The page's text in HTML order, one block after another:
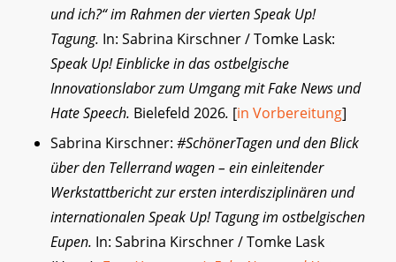
und ich?“ im Rahmen der vierten Speak Up!
Tagung. In: Sabrina Kirschner / Tomke Lask:
Speak Up! Einblicke in das ostbelgische
Innovationslabor zum Umgang mit Fake News und
Hate Speech. Bielefeld 2026. [in Vorbereitung]
Sabrina Kirschner: #SchönerTagen und den Blick
über den Tellerrand wagen – ein einleitender
Werkstattbericht zur ersten interdisziplinären und
internationalen Speak Up! Tagung im ostbelgischen
Eupen. In: Sabrina Kirschner / Tomke Lask